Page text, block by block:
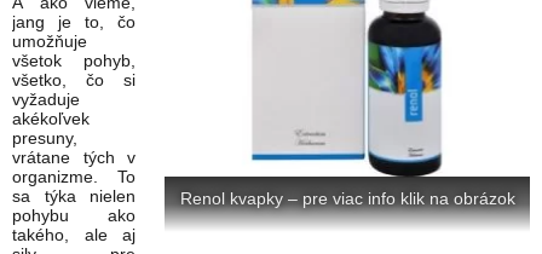
Renol kvapky – pre viac info klik na obrázok
jang je to, čo
umožňuje
všetok pohyb,
všetko, čo si
vyžaduje
akékoľvek
presuny,
vrátane tých v
organizme. To
sa týka nielen
pohybu ako
takého, ale aj